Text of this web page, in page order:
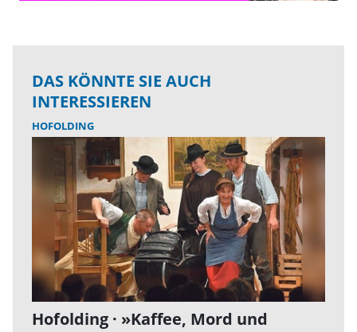
DAS KÖNNTE SIE AUCH
INTERESSIEREN
HOFOLDING
Hofolding · »Kaffee, Mord und